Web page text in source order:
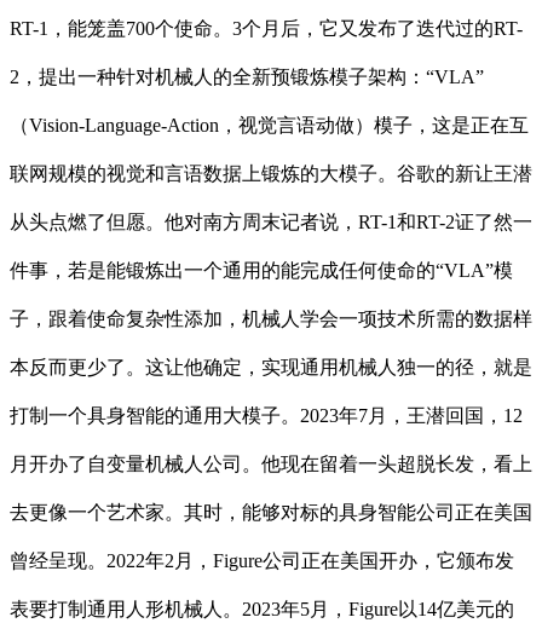
RT-1，能笼盖700个使命。3个月后，它又发布了迭代过的RT-
2，提出一种针对机械人的全新预锻炼模子架构：“VLA”
（Vision-Language-Action，视觉言语动做）模子，这是正在互
联网规模的视觉和言语数据上锻炼的大模子。谷歌的新让王潜
从头点燃了但愿。他对南方周末记者说，RT-1和RT-2证了然一
件事，若是能锻炼出一个通用的能完成任何使命的“VLA”模
子，跟着使命复杂性添加，机械人学会一项技术所需的数据样
本反而更少了。这让他确定，实现通用机械人独一的径，就是
打制一个具身智能的通用大模子。2023年7月，王潜回国，12
月开办了自变量机械人公司。他现在留着一头超脱长发，看上
去更像一个艺术家。其时，能够对标的具身智能公司正在美国
曾经呈现。2022年2月，Figure公司正在美国开办，它颁布发
表要打制通用人形机械人。2023年5月，Figure以14亿美元的